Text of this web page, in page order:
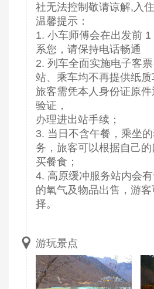
社无法控制敬请谅解,入住
温馨提示：
1. 小车师傅会在出发前
系您，请保持电话畅通
2. 列车全面实施电子客
站、乘车均不再提供纸质
旅客需凭本人身份证原
验证，
办理进出站手续；
3. 当日不含午餐，乘坐
务，旅客可以根据自己
买餐食；
4. 高原缓冲服务站内会
的氧气及物品出售，游
择。
游玩景点